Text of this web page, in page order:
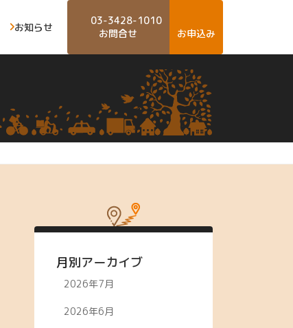
お知らせ
03-3428-1010
お問合せ
お申込み
月別アーカイブ
2026年7月
2026年6月